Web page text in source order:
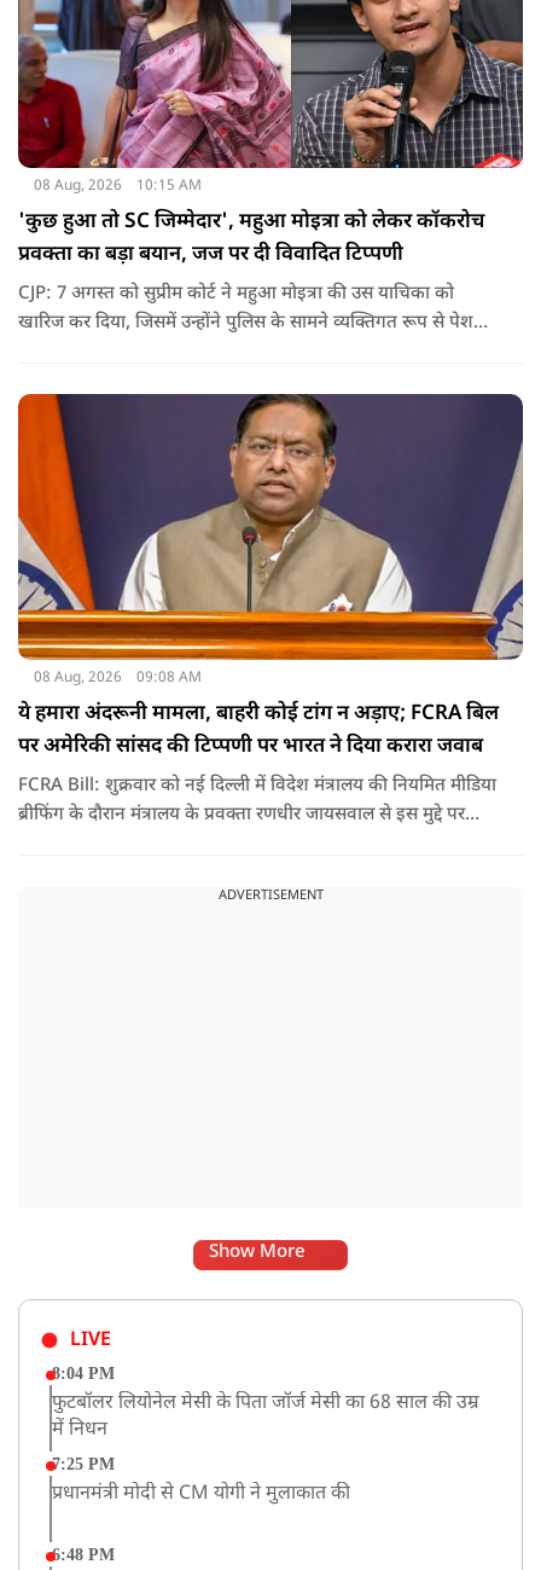
08 Aug, 2026 10:15 AM
'कुछ हुआ तो SC जिम्मेदार', महुआ मोइत्रा को लेकर कॉकरोच
प्रवक्ता का बड़ा बयान, जज पर दी विवादित टिप्पणी
CJP: 7 अगस्त को सुप्रीम कोर्ट ने महुआ मोइत्रा की उस याचिका को
खारिज कर दिया, जिसमें उन्होंने पुलिस के सामने व्यक्तिगत रूप से पेश
केंद्र बन गई है.
08 Aug, 2026 09:08 AM
ये हमारा अंदरूनी मामला, बाहरी कोई टांग न अड़ाए; FCRA बिल
पर अमेरिकी सांसद की टिप्पणी पर भारत ने दिया करारा जवाब
FCRA Bill: शुक्रवार को नई दिल्ली में विदेश मंत्रालय की नियमित मीडिया
ब्रीफिंग के दौरान मंत्रालय के प्रवक्ता रणधीर जायसवाल से इस मुद्दे पर
ADVERTISEMENT
Show More
LIVE
8:04 PM
फुटबॉलर लियोनेल मेसी के पिता जॉर्ज मेसी का 68 साल की उम्र
में निधन
7:25 PM
प्रधानमंत्री मोदी से CM योगी ने मुलाकात की
6:48 PM